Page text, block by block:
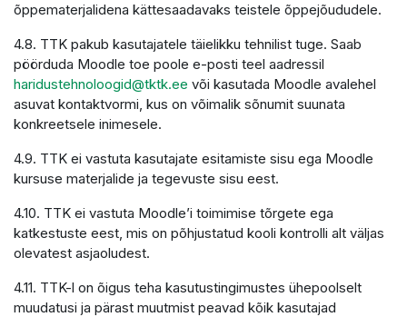
õppematerjalidena kättesaadavaks teistele õppejõududele.
4.8. TTK pakub kasutajatele täielikku tehnilist tuge. Saab
pöörduda Moodle toe poole e-posti teel aadressil
haridustehnoloogid@tktk.ee või kasutada Moodle avalehel
asuvat kontaktvormi, kus on võimalik sõnumit suunata
konkreetsele inimesele.
4.9. TTK ei vastuta kasutajate esitamiste sisu ega Moodle
kursuse materjalide ja tegevuste sisu eest.
4.10. TTK ei vastuta Moodle’i toimimise tõrgete ega
katkestuste eest, mis on põhjustatud kooli kontrolli alt väljas
olevatest asjaoludest.
4.11. TTK-l on õigus teha kasutustingimustes ühepoolselt
muudatusi ja pärast muutmist peavad kõik kasutajad